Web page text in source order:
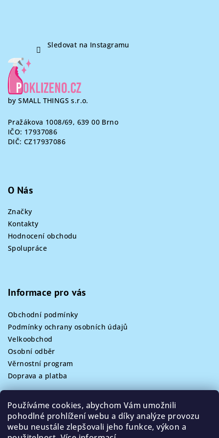
Používáme cookies, abychom Vám umožnili
pohodlné prohlížení webu a díky analýze provozu
webu neustále zlepšovali jeho funkce, výkon a
i
s
Sledovat na Instagramu
by SMALL THINGS s.r.o.
Pražákova 1008/69, 639 00 Brno
IČO: 17937086
DIČ: CZ17937086
O Nás
Značky
Kontakty
Hodnocení obchodu
Spolupráce
Informace pro vás
Obchodní podmínky
Podmínky ochrany osobních údajů
Velkoobchod
Osobní odběr
Věrnostní program
Doprava a platba
Kontakt